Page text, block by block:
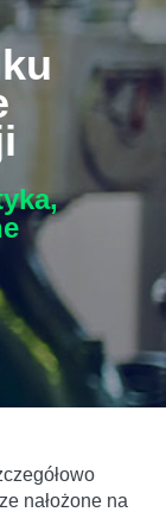
nałożone na